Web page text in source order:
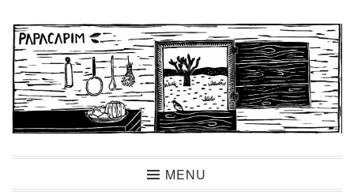
para
conteúdo
PapacapimMENU